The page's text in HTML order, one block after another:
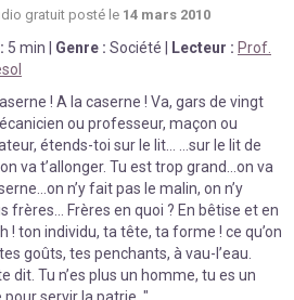
gratuit posté le 14 mars 2010
5 min Genre : Société Lecteur : Prof.
! A la caserne ! Va, gars de vingt
ou professeur, maçon ou
étends-toi sur le lit… …sur le lit de
va t’allonger. Tu est trop grand…on va
n’y fait pas le malin, on n’y
frères… Frères en quoi ? En bêtise et en
! ton individu, ta tête, ta forme ! ce qu’on
goûts, tes penchants, à vau-l’eau.
dit. Tu n’es plus un homme, tu es un
servir la patrie. "